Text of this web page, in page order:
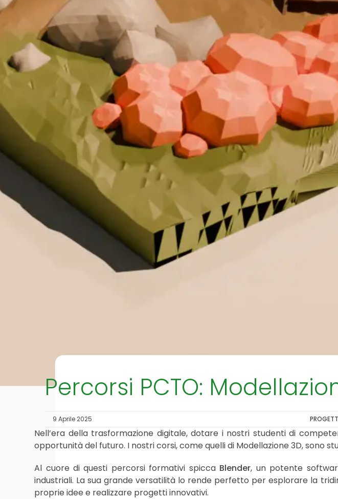
Percorsi PCTO:
9 Aprile 2025
Nell’era della trasformazione digitale, dotare i nostri studenti di
opportunità del futuro. I nostri corsi, come quelli di Modellazione 3D, sono
Al cuore di questi percorsi formativi spicca Blender, un potente
industriali. La sua grande versatilità lo rende perfetto per esplorare la
proprie idee e realizzare progetti innovativi.